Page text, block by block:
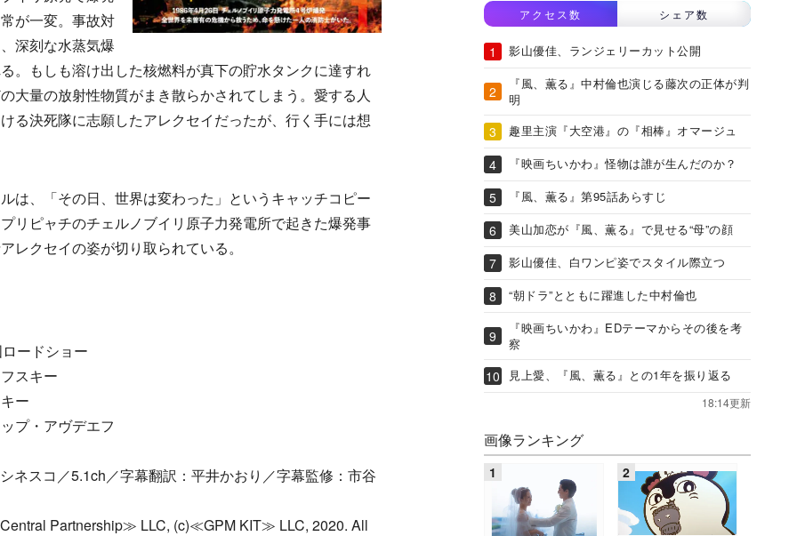
が一変。事故対
深刻な水蒸気爆
。もしも溶け出した核燃料が真下の貯水タンクに達すれ
大量の放射性物質がまき散らかされてしまう。愛する人
る決死隊に志願したアレクセイだったが、行く手には想
、「その日、世界は変わった」というキャッチコピー
リピャチのチェルノブイリ原子力発電所で起きた爆発事
レクセイの姿が切り取られている。
ードショー
スキー
ー
プ・アヴデエフ
ネスコ／5.1ch／字幕翻訳：平井かおり／字幕監修：市谷
Partnership≫ LLC, (c)≪GPM KIT≫ LLC, 2020. All
アクセス数 シェア数
影山優佳、ランジェリーカット公開
『風、薫る』中村倫也演じる藤次の正体が判
明
趣里主演『大空港』の『相棒』オマージュ
『映画ちいかわ』怪物は誰が生んだのか？
『風、薫る』第95話あらすじ
美山加恋が『風、薫る』で見せる“母”の顔
影山優佳、白ワンピ姿でスタイル際立つ
“朝ドラ”とともに躍進した中村倫也
『映画ちいかわ』EDテーマからその後を考
察
見上愛、『風、薫る』との1年を振り返る
18:14更新
画像ランキング